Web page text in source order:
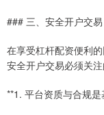
### 三、安全开户交
在享受杠杆配资便利
安全开户交易必须关
**1. 平台资质与合规是